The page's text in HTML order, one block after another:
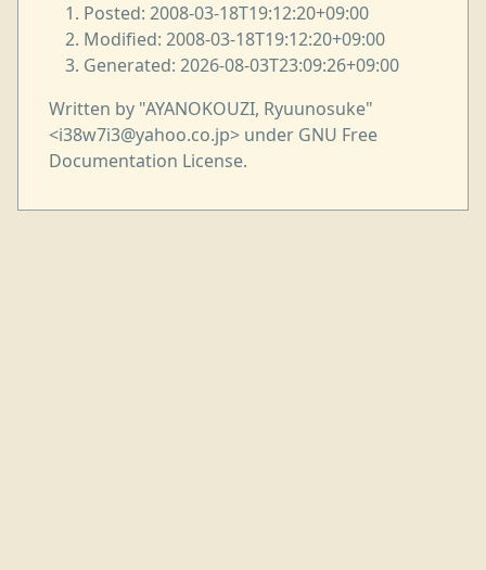
Posted: 2008-03-18T19:12:20+09:00
Modified: 2008-03-18T19:12:20+09:00
Generated: 2026-08-03T23:09:26+09:00
Written by "AYANOKOUZI, Ryuunosuke"
<i38w7i3@yahoo.co.jp> under GNU Free
Documentation License.